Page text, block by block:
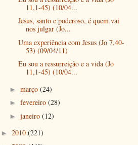
11,1-45) (10/04...
Jesus, santo e poderoso, é quem vai
nos julgar (Jo...
Uma experiência com Jesus (Jo 7,40-
53) (09/04/11)
Eu sou a ressurreição e a vida (Jo
11,1-45) (10/04...
► março (24)
► fevereiro (28)
► janeiro (12)
► 2010 (221)